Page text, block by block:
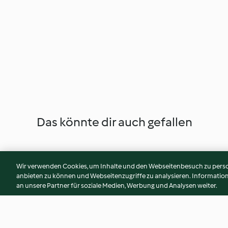
Das könnte dir auch gefallen
Wir verwenden Cookies, um Inhalte und den Webseitenbesuch zu
anbieten zu können und Webseitenzugriffe zu analysieren.
an unsere Partner für soziale Medien, Werbung und Analysen weiter.